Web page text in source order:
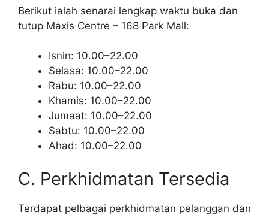
Berikut ialah senarai lengkap waktu buka dan
tutup Maxis Centre – 168 Park Mall:
Isnin: 10.00–22.00
Selasa: 10.00–22.00
Rabu: 10.00–22.00
Khamis: 10.00–22.00
Jumaat: 10.00–22.00
Sabtu: 10.00–22.00
Ahad: 10.00–22.00
C. Perkhidmatan Tersedia
Terdapat pelbagai perkhidmatan pelanggan dan